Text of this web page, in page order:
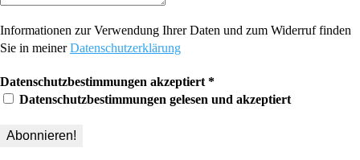
Informationen zur Verwendung Ihrer Daten und zum Widerruf finden
Sie in meinerDatenschutzerklärung
Datenschutzbestimmungen akzeptiert*
Datenschutzbestimmungen gelesen und akzeptiert